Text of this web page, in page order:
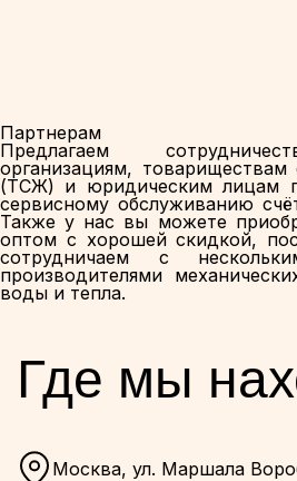
Партнерам
Предлагаем
организациям, товариществам
(ТСЖ) и юридическим лицам
сервисному обслуживанию
Также у нас вы можете
оптом с хорошей скидкой,
сотрудничаем с
производителями
воды и тепла.
Где мы
Москва, ул. Маршала